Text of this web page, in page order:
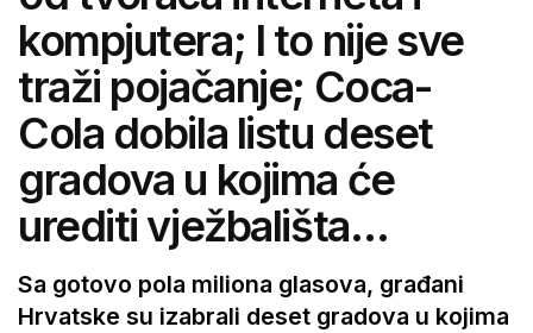
kompjutera; I to nije sve
traži pojačanje; Coca-
Cola dobila listu deset
gradova u kojima će
urediti vježbališta…
Sa gotovo pola miliona glasova, građani
Hrvatske su izabrali deset gradova u kojima